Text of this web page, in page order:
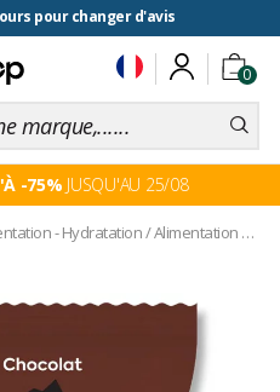
jours pour changer d'avis
0
-75% JUSQU'AU 25/08
- Hydratation/Alimentation sportif